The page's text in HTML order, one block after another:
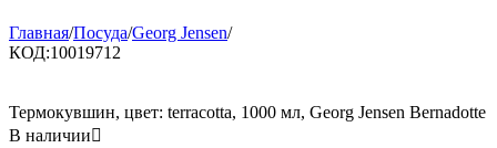
Главная/Посуда/Georg Jensen/
КОД:10019712
Термокувшин, цвет: terracotta, 1000 мл, Georg Jensen Bernadotte
В наличии